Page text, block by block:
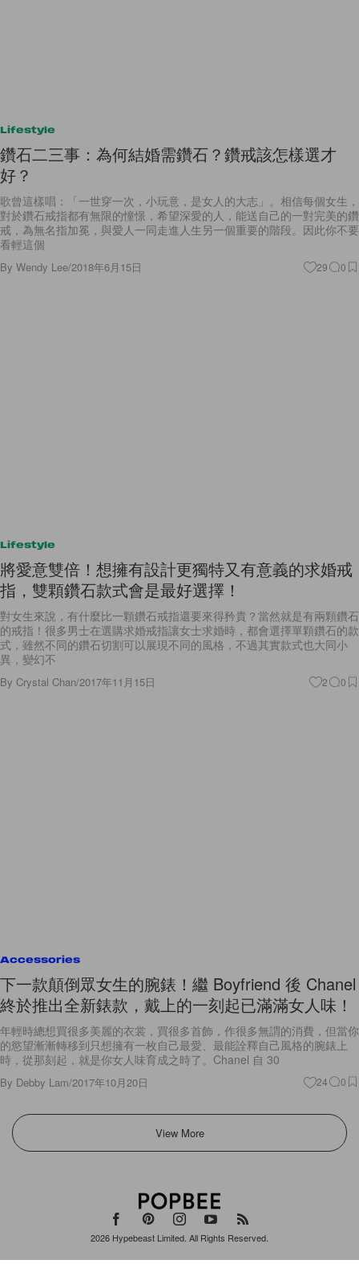
Lifestyle
鑽石二三事：為何結婚需鑽石？鑽戒該怎樣選才
好？
歌曾這樣唱：「一世穿一次，小玩意，是女人的大志」。相信每個女生，
對於鑽石戒指都有無限的憧憬，希望深愛的人，能送自己的一對完美的鑽
戒，為無名指加冕，與愛人一同走進人生另一個重要的階段。因此你不要
看輕這個
By Wendy Lee/2018年6月15日 29 0
Lifestyle
將愛意雙倍！想擁有設計更獨特又有意義的求婚戒
指，雙顆鑽石款式會是最好選擇！
對女生來說，有什麼比一顆鑽石戒指還要來得矜貴？當然就是有兩顆鑽石
的戒指！很多男士在選購求婚戒指讓女士求婚時，都會選擇單顆鑽石的款
式，雖然不同的鑽石切割可以展現不同的風格，不過其實款式也大同小
異，變幻不
By Crystal Chan/2017年11月15日 2 0
Accessories
下一款顛倒眾女生的腕錶！繼 Boyfriend 後 Chanel
終於推出全新錶款，戴上的一刻起已滿滿女人味！
年輕時總想買很多美麗的衣裳，買很多首飾，作很多無謂的消費，但當你
的慾望漸漸轉移到只想擁有一枚自己最愛、最能詮釋自己風格的腕錶上
時，從那刻起，就是你女人味育成之時了。Chanel 自 30
By Debby Lam/2017年10月20日 24 0
View More
2026 Hypebeast Limited . All Rights Reserved.